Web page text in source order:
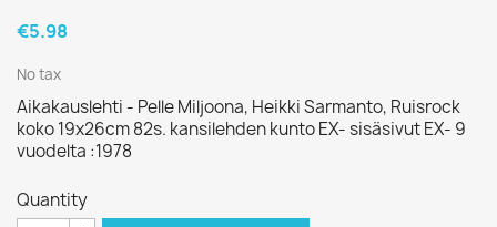
€5.98
No tax
Aikakauslehti - Pelle Miljoona, Heikki Sarmanto, Ruisrock
koko 19x26cm 82s. kansilehden kunto EX- sisäsivut EX- 9
vuodelta :1978
Quantity